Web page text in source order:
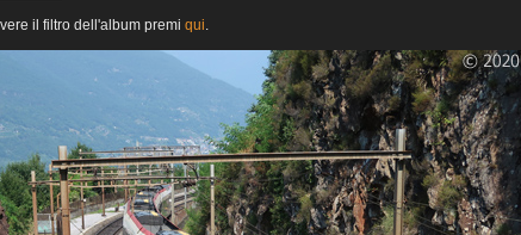
il filtro dell'album premi qui.